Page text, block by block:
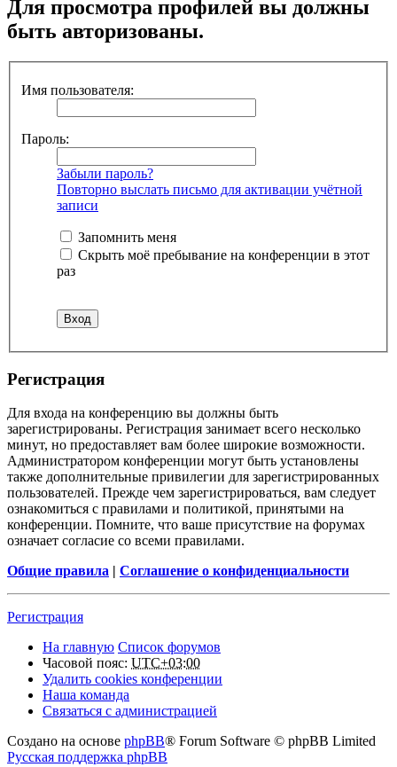
Для просмотра профилей вы должны
быть авторизованы.
Имя пользователя:
Пароль:
Забыли пароль?
Повторно выслать письмо для активации учётной
записи
Запомнить меня
Скрыть моё пребывание на конференции в этот
раз
Регистрация
Для входа на конференцию вы должны быть
зарегистрированы. Регистрация занимает всего несколько
минут, но предоставляет вам более широкие возможности.
Администратором конференции могут быть установлены
также дополнительные привилегии для зарегистрированных
пользователей. Прежде чем зарегистрироваться, вам следует
ознакомиться с правилами и политикой, принятыми на
конференции. Помните, что ваше присутствие на форумах
означает согласие со всеми правилами.
Общие правила | Соглашение о конфиденциальности
Регистрация
На главную Список форумов
Часовой пояс: UTC+03:00
Удалить cookies конференции
Наша команда
Связаться с администрацией
Создано на основе phpBB® Forum Software © phpBB Limited
Русская поддержка phpBB